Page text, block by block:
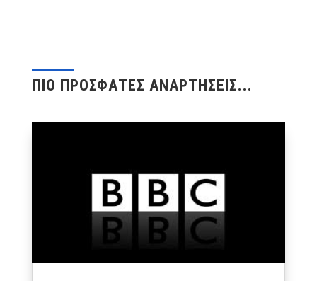
ΠΙΟ ΠΡΟΣΦΑΤΕΣ ΑΝΑΡΤΗΣΕΙΣ...